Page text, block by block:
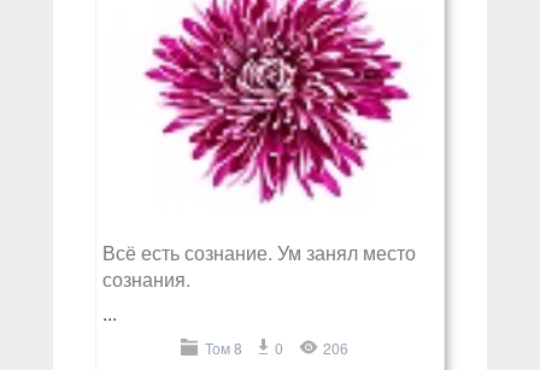
Всё есть сознание. Ум занял место
сознания.
...
Том 8 0 206